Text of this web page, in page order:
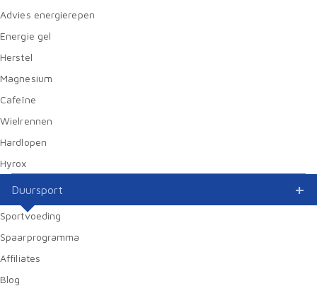
Advies energierepen
Energie gel
Herstel
Magnesium
Cafeïne
Wielrennen
Hardlopen
Hyrox
Duursport
Sportvoeding
Spaarprogramma
Affiliates
Blog